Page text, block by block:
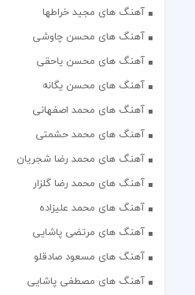
آهنگ های مجید خراطها
آهنگ های محسن چاوشی
آهنگ های محسن یاحقی
آهنگ های محسن یگانه
آهنگ های محمد اصفهانی
آهنگ های محمد حشمتی
آهنگ های محمد رضا شجریان
آهنگ های محمد رضا گلزار
آهنگ های محمد علیزاده
آهنگ های مرتضی پاشایی
آهنگ های مسعود صادقلو
آهنگ های مصطفی پاشایی